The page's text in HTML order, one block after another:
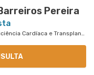
Pereira
Cardiologia Clinica, Risco Cirúrgico, Insuficiência Cardíaca e Transplante